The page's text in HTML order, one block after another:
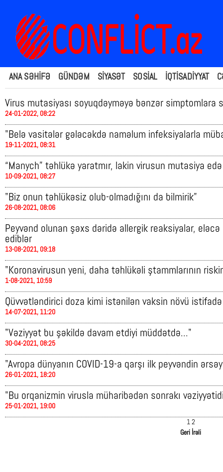
ANA SƏHİFƏ GÜNDƏM SİYASƏT SOSİAL İQTİSADİYYAT
Virus mutasiyası soyuqdəyməyə bənzər simptomlara
24-01-2022, 08:22
"Belə vasitələr gələcəkdə naməlum infeksiyalarla
19-11-2021, 08:31
“Manych” təhlükə yaratmır, lakin virusun mutasiya
10-09-2021, 08:27
"Biz onun təhlükəsiz olub-olmadığını da bilmirik”
26-08-2021, 08:06
Peyvənd olunan şəxs dəridə allergik reaksiyalar,
ediblər
13-08-2021, 09:18
"Koronavirusun yeni, daha təhlükəli ştammlarının
1-08-2021, 10:59
Qüvvətləndirici doza kimi istənilən vaksin növü
14-07-2021, 11:20
"Vəziyyət bu şəkildə davam etdiyi müddətdə..."
30-04-2021, 08:25
"Avropa dünyanın COVID-19-a qarşı ilk peyvəndin
26-01-2021, 18:20
"Bu orqanizmin virusla müharibədən sonrakı
25-01-2021, 19:00
1 2
Geri İrəli